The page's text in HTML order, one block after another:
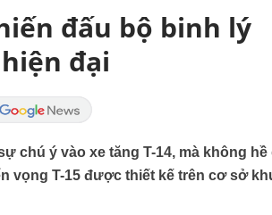
đấu bộ binh lý
đại
chú ý vào xe tăng T-14, mà không hề
vọng T-15 được thiết kế trên cơ sở